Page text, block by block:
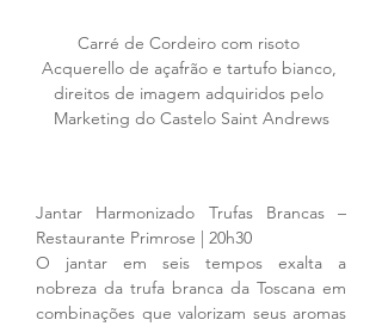
Carré de Cordeiro com risoto
Acquerello de açafrão e tartufo bianco,
direitos de imagem adquiridos pelo
Marketing do Castelo Saint Andrews
Jantar Harmonizado Trufas Brancas –
Restaurante Primrose | 20h30
O jantar em seis tempos exalta a
nobreza da trufa branca da Toscana em
combinações que valorizam seus aromas